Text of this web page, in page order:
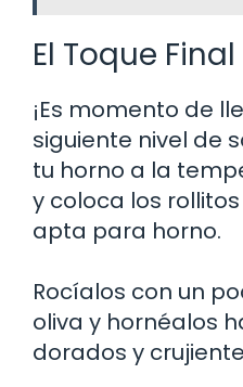
El Toque
¡Es momento de
siguiente nivel de
tu horno a la
y coloca los
apta para horno.
Rocíalos con un
oliva y hornéalos
dorados y